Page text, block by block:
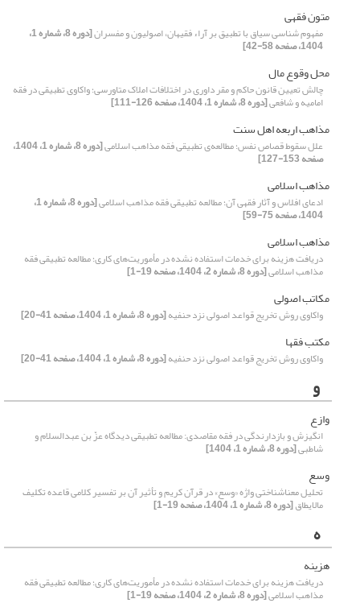
متون فقهی
مفهوم شناسی سیاق با تطبیق بر آراء فقیهان، اصولیون و مفسران [دوره 8، شماره 1،
1404، صفحه 58-42]
محل وقوع مال
چالش تعیین قانون حاکم و مقر داوری در اختلافات املاک متاورسی؛ واکاوی تطبیقی در فقه
امامیه و شافعی[دوره 8، شماره 1، 1404، صفحه 126-111]
مذاهب اربعه اهل سنت
علل سقوط قصاص نفس؛ مطالعه‌ی تطبیقی فقه مذاهب اسلامی [دوره 8، شماره 1، 1404،
صفحه 153-127]
مذاهب اسلامی
ادعای افلاس و آثار فقهی آن؛ مطالعه تطبیقی فقه مذاهب اسلامی [دوره 8، شماره 1،
1404، صفحه 75-59]
مذاهب اسلامی
دریافت هزینه برای خدمات استفاده نشده در مأموریت‌های کاری؛ مطالعه تطبیقی فقه
مذاهب اسلامی[دوره 8، شماره 2، 1404، صفحه 19-1]
مکاتب اصولی
واکاوی روش تخریج قواعد اصولی نزد حنفیه[دوره 8، شماره 1، 1404، صفحه 41-20]
مکتب فقها
واکاوی روش تخریج قواعد اصولی نزد حنفیه[دوره 8، شماره 1، 1404، صفحه 41-20]
و
وازع
انگیزش و بازدارندگی در فقه مقاصدی: مطالعه تطبیقی دیدگاه عزّ بن عبدالسلام و
شاطبی[دوره 8، شماره 1، 1404]
وسع
تحلیل معناشناختی واژه «وسع» در قرآن کریم و تأثیر آن بر تفسیر کلامی قاعده تکلیف
مالایطاق[دوره 8، شماره 1، 1404، صفحه 19-1]
ه
هزینه
دریافت هزینه برای خدمات استفاده نشده در مأموریت‌های کاری؛ مطالعه تطبیقی فقه
مذاهب اسلامی[دوره 8، شماره 2، 1404، صفحه 19-1]